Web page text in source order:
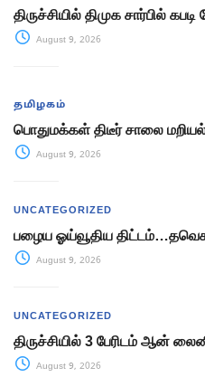
திருச்சியில் திமுக சார்பில் கபடி
August 9, 2026
தமிழகம்
பொதுமக்கள் திடீர் சாலை
August 9, 2026
UNCATEGORIZED
பழைய ஓய்வூதிய
August 9, 2026
UNCATEGORIZED
திருச்சியில் 3 பேரிடம் ஆன்
August 9, 2026